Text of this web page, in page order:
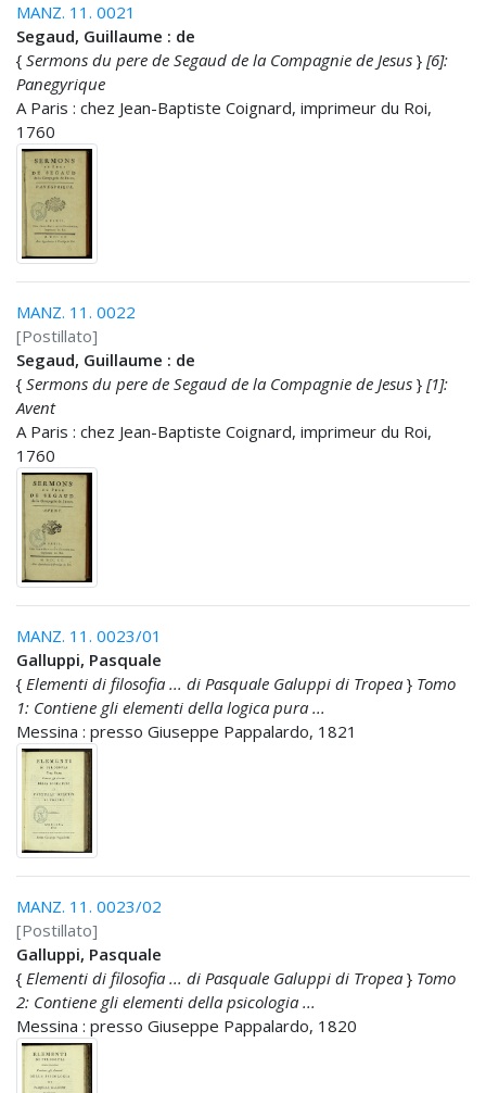
MANZ. 11. 0021
Segaud, Guillaume : de
{ Sermons du pere de Segaud de la Compagnie de Jesus } [6]:
Panegyrique
A Paris : chez Jean-Baptiste Coignard, imprimeur du Roi,
1760
MANZ. 11. 0022
[Postillato]
Segaud, Guillaume : de
{ Sermons du pere de Segaud de la Compagnie de Jesus } [1]:
Avent
A Paris : chez Jean-Baptiste Coignard, imprimeur du Roi,
1760
MANZ. 11. 0023/01
Galluppi, Pasquale
{ Elementi di filosofia ... di Pasquale Galuppi di Tropea } Tomo
1: Contiene gli elementi della logica pura ...
Messina : presso Giuseppe Pappalardo, 1821
MANZ. 11. 0023/02
[Postillato]
Galluppi, Pasquale
{ Elementi di filosofia ... di Pasquale Galuppi di Tropea } Tomo
2: Contiene gli elementi della psicologia ...
Messina : presso Giuseppe Pappalardo, 1820